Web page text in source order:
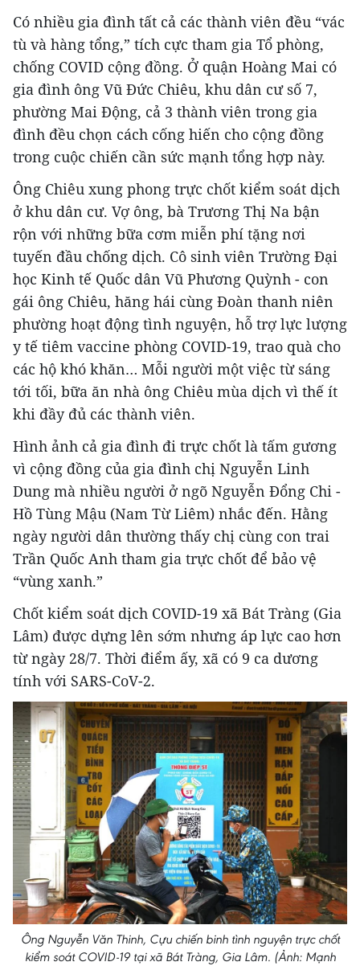
Có nhiều gia đình tất cả các thành viên đều “vác
tù và hàng tổng,” tích cực tham gia Tổ phòng,
chống COVID cộng đồng. Ở quận Hoàng Mai có
gia đình ông Vũ Đức Chiêu, khu dân cư số 7,
phường Mai Động, cả 3 thành viên trong gia
đình đều chọn cách cống hiến cho cộng đồng
trong cuộc chiến cần sức mạnh tổng hợp này.
Ông Chiêu xung phong trực chốt kiểm soát dịch
ở khu dân cư. Vợ ông, bà Trương Thị Na bận
rộn với những bữa cơm miễn phí tặng nơi
tuyến đầu chống dịch. Cô sinh viên Trường Đại
học Kinh tế Quốc dân Vũ Phương Quỳnh - con
gái ông Chiêu, hăng hái cùng Đoàn thanh niên
phường hoạt động tình nguyện, hỗ trợ lực lượng
y tế tiêm vaccine phòng COVID-19, trao quà cho
các hộ khó khăn… Mỗi người một việc từ sáng
tới tối, bữa ăn nhà ông Chiêu mùa dịch vì thế ít
khi đầy đủ các thành viên.
Hình ảnh cả gia đình đi trực chốt là tấm gương
vì cộng đồng của gia đình chị Nguyễn Linh
Dung mà nhiều người ở ngõ Nguyễn Đổng Chi -
Hồ Tùng Mậu (Nam Từ Liêm) nhắc đến. Hằng
ngày người dân thường thấy chị cùng con trai
Trần Quốc Anh tham gia trực chốt để bảo vệ
“vùng xanh.”
Chốt kiểm soát dịch COVID-19 xã Bát Tràng (Gia
Lâm) được dựng lên sớm nhưng áp lực cao hơn
từ ngày 28/7. Thời điểm ấy, xã có 9 ca dương
tính với SARS-CoV-2.
Ông Nguyễn Văn Thinh, Cựu chiến binh tình nguyện trực chốt
kiểm soát COVID-19 tại xã Bát Tràng, Gia Lâm. (Ảnh: Mạnh